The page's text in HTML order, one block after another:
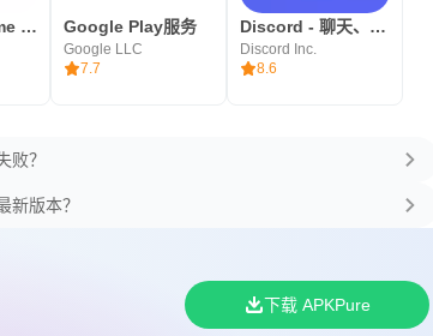
Google Chrome 浏览器 Google Play服务
Google LLC
7.7
Discord - 聊天、玩遊戲、消磨時間
Discord Inc.
8.6
败？
新版本？
下载 APKPure